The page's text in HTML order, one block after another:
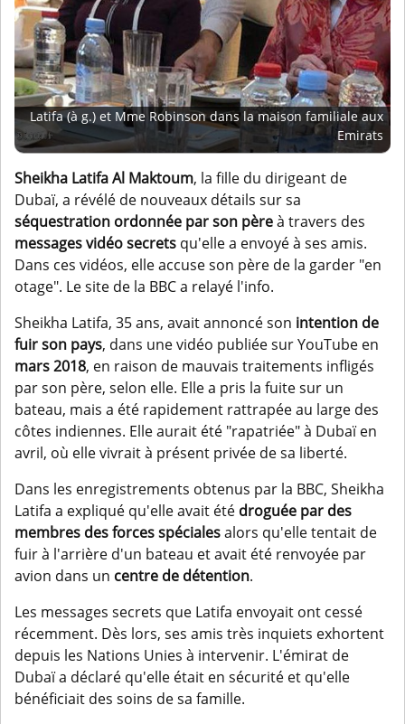
Latifa (à g.) et Mme Robinson dans la maison familiale aux
Emirats
Sheikha Latifa Al Maktoum, la fille du dirigeant de
Dubaï, a révélé de nouveaux détails sur sa
séquestration ordonnée par son pèreà travers des
messages vidéo secrets qu'elle a envoyé à ses amis.
Dans ces vidéos, elle accuse son père de la garder "en
otage". Le site de la BBC a relayé l'info.
Sheikha Latifa, 35 ans, avait annoncé son intention de
fuir son pays, dans une vidéo publiée sur YouTube en
mars 2018, en raison de mauvais traitements infligés
par son père, selon elle. Elle a pris la fuite sur un
bateau, mais a été rapidement rattrapée au large des
côtes indiennes. Elle aurait été "rapatriée" à Dubaï en
avril, où elle vivrait à présent privée de sa liberté.
Dans les enregistrements obtenus par la BBC, Sheikha
Latifa a expliqué qu'elle avait été droguée par des
membres des forces spécialesalors qu'elle tentait de
fuir à l'arrière d'un bateau et avait été renvoyée par
avion dans un centre de détention.
Les messages secrets que Latifa envoyait ont cessé
récemment. Dès lors, ses amis très inquiets exhortent
depuis les Nations Unies à intervenir. L'émirat de
Dubaï a déclaré qu'elle était en sécurité et qu'elle
bénéficiait des soins de sa famille.